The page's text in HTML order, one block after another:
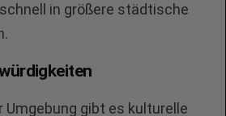
in größere städtische
Umgebung gibt es kulturelle